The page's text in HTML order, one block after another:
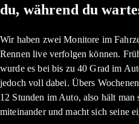
du, während du
Wir haben zwei Monitore im
Rennen live verfolgen können.
wurde es bei bis zu 40 Grad im
jedoch voll dabei. Übers
12 Stunden im Auto, also hält man
miteinander und macht sich seine